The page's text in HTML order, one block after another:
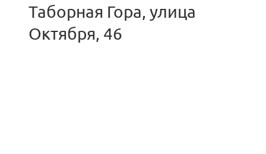
Таборная Гора, улица
Октября, 46